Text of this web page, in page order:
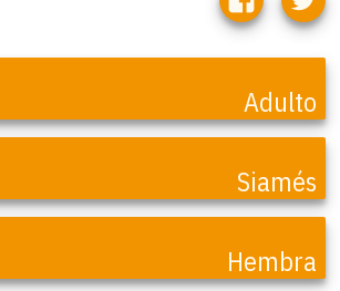
Adulto
Siamés
Hembra